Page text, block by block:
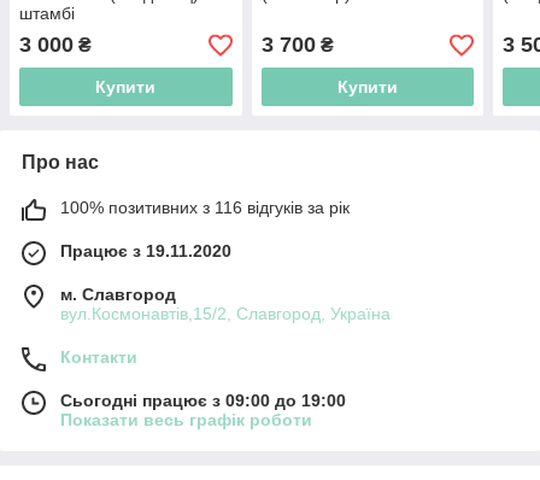
штамбі
3 000 ₴
Купити
3 700₴
Купити
3
Про нас
100% позитивних з 116 відгуків за рік
Працює з 19.11.2020
м. Славгород
вул.Космонавтів,15/2, Славгород, Україна
Контакти
Сьогодні працює з 09:00 до 19:00
Показати весь графік роботи